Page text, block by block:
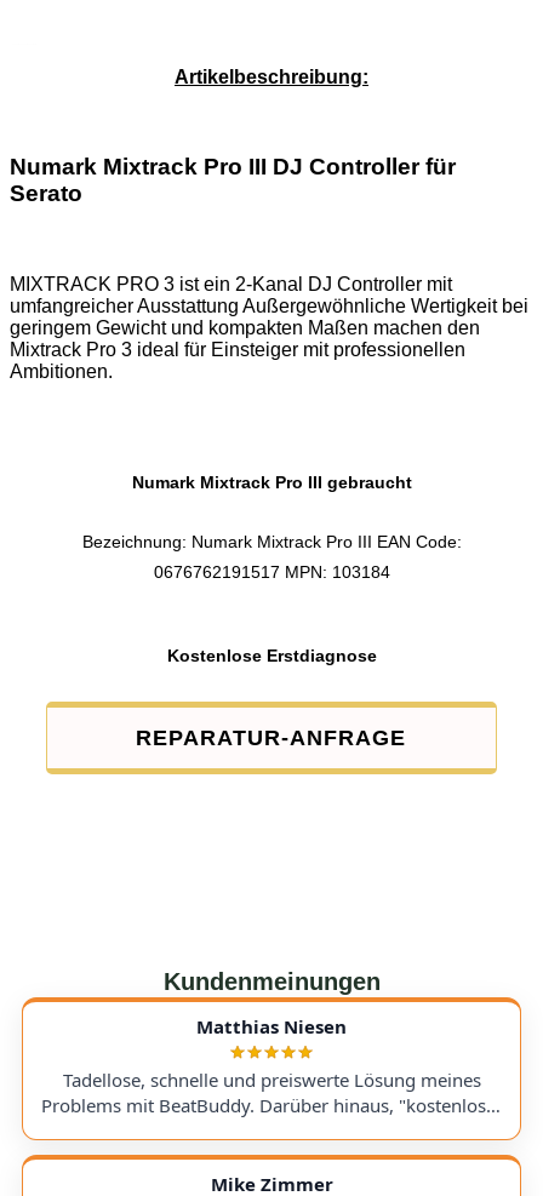
Artikelbeschreibung:
Numark Mixtrack Pro III DJ Controller für
Serato
MIXTRACK PRO 3 ist ein 2-Kanal DJ Controller mit
umfangreicher Ausstattung Außergewöhnliche Wertigkeit bei
geringem Gewicht und kompakten Maßen machen den
Mixtrack Pro 3 ideal für Einsteiger mit professionellen
Ambitionen.
Numark Mixtrack Pro III gebraucht
Bezeichnung: Numark Mixtrack Pro III EAN Code:
0676762191517 MPN: 103184
Kostenlose Erstdiagnose
REPARATUR-ANFRAGE
Kundenmeinungen
Matthias Niesen
Tadellose, schnelle und preiswerte Lösung meines
Problems mit BeatBuddy. Darüber hinaus, "kostenloser
bringe. Kommunikation lief hervorragend und die
Rücksendung meines Gerätes ging schnell und
Mike Zimmer